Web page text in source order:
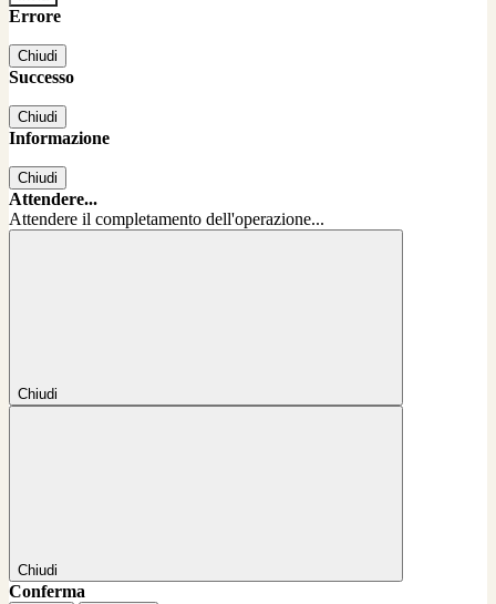
Errore
Chiudi
Successo
Chiudi
Informazione
Chiudi
Attendere...
Attendere il completamento dell'operazione...
Chiudi
Chiudi
Conferma